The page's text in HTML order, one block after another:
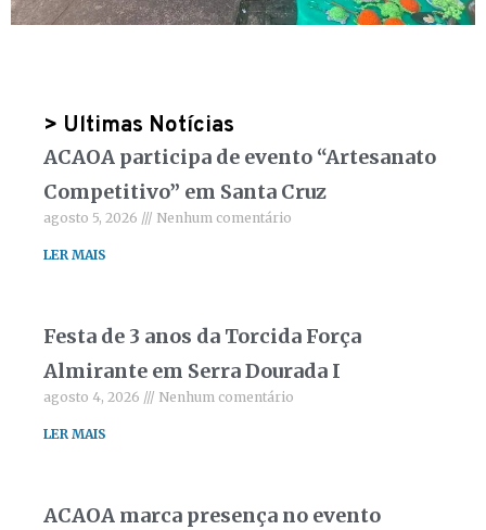
> Ultimas Notícias
ACAOA participa de evento “Artesanato
Competitivo” em Santa Cruz
agosto 5, 2026 Nenhum comentário
LER MAIS
Festa de 3 anos da Torcida Força
Almirante em Serra Dourada I
agosto 4, 2026 Nenhum comentário
LER MAIS
ACAOA marca presença no evento